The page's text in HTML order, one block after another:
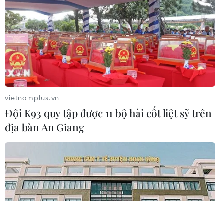
lãm thương mại quốc tế của Ấn Độ
07/08/2026 23:08
Ngân hàng Trung ương Trung Quốc
mua thêm 20 tấn vàng trong tháng 7
07/08/2026 15:21
Chuyên gia quốc tế đánh giá tích cực
về tiền đồng của Việt Nam
07/08/2026 12:46
vietnamplus.vn
Đội K93 quy tập được 11 bộ hài cốt liệt sỹ trên
địa bàn An Giang